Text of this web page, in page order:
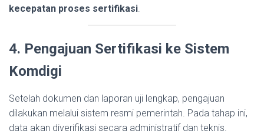
kecepatan proses sertifikasi.
4. Pengajuan Sertifikasi ke Sistem
Komdigi
Setelah dokumen dan laporan uji lengkap, pengajuan
dilakukan melalui sistem resmi pemerintah. Pada tahap ini,
data akan diverifikasi secara administratif dan teknis.